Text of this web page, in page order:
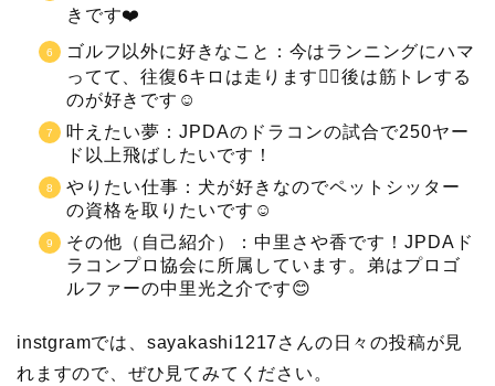
きです❤️
ゴルフ以外に好きなこと：今はランニングにハマ
ってて、往復6キロは走ります🏃‍♀️後は筋トレする
のが好きです☺️
叶えたい夢：JPDAのドラコンの試合で250ヤー
ド以上飛ばしたいです！
やりたい仕事：犬が好きなのでペットシッター
の資格を取りたいです☺️
その他（自己紹介）：中里さや香です！JPDAド
ラコンプロ協会に所属しています。弟はプロゴ
ルファーの中里光之介です😊
instgramでは、sayakashi1217さんの日々の投稿が見
れますので、ぜひ見てみてください。